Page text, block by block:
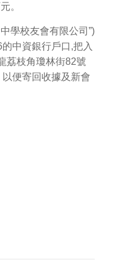
。
學校友會有限公司”)
中資銀行戶口,把入
荔枝角瓊林街82號
便寄回收據及新會